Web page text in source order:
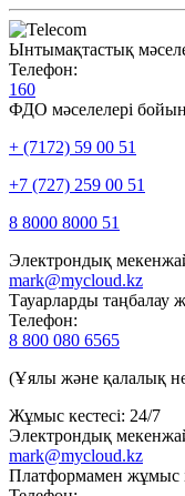
Ынтымақтастық
Телефон:
160
ФДО мәселелері
+ (7172) 59 00 51
+7 (727) 259 00 51
8 8000 8000 51
Электрондық
mark@mycloud.kz
Тауарларды таңбалау
Телефон:
8 800 080 6565
(Ұялы және қалалық
Жұмыс кестесі: 24/7
Электрондық
mark@mycloud.kz
Платформамен жұмыс